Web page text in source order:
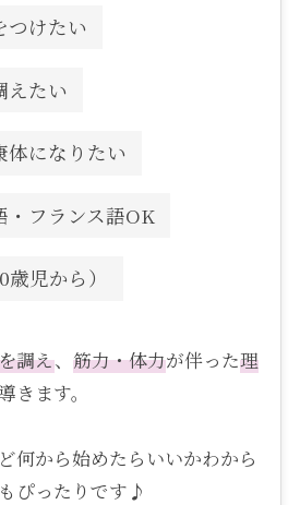
つけたい
えたい
体になりたい
・フランス語OK
児から）
調え、 筋力・体力が伴った理
きます。
何から始めたらいいかわから
ぴったりです♪